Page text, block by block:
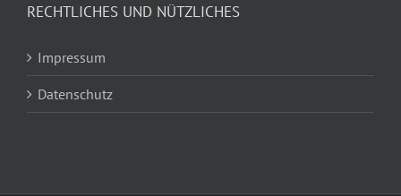
RECHTLICHES UND NÜTZLICHES
Impressum
Datenschutz